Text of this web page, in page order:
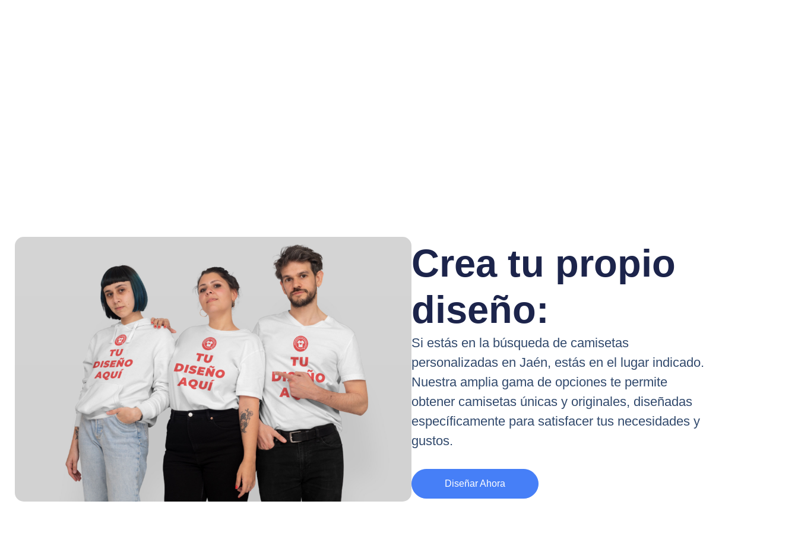
Crea tu propio
diseño:
Si estás en la búsqueda de camisetas
personalizadas en Jaén, estás en el lugar indicado.
Nuestra amplia gama de opciones te permite
obtener camisetas únicas y originales, diseñadas
específicamente para satisfacer tus necesidades y
gustos.
Diseñar Ahora